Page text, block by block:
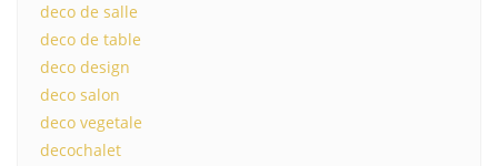
deco de salle
deco de table
deco design
deco salon
deco vegetale
decochalet